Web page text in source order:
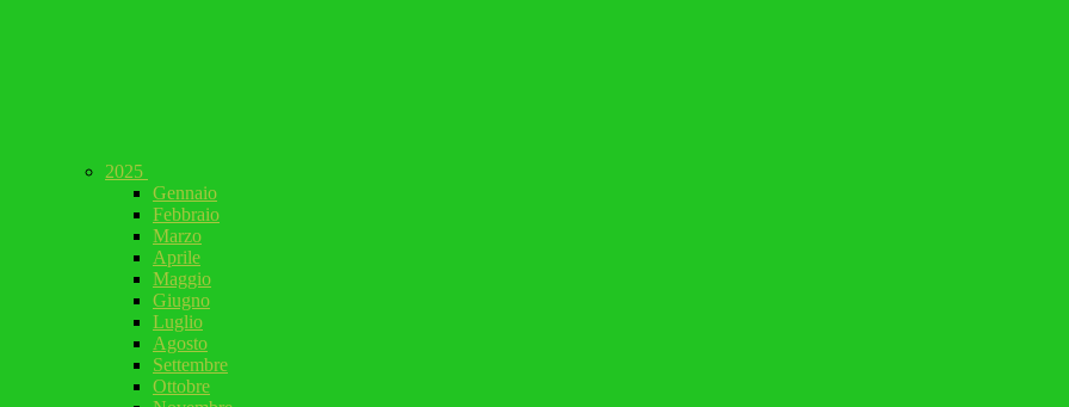
2025
Gennaio
Febbraio
Marzo
Aprile
Maggio
Giugno
Luglio
Agosto
Settembre
Ottobre